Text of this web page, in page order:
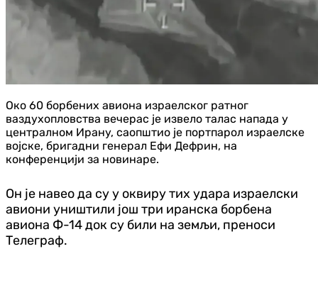
Око 60 борбених авиона израелског ратног
ваздухопловства вечерас је извело талас напада у
централном Ирану, саопштио је портпарол израелске
војске, бригадни генерал Ефи Дефрин, на
конференцији за новинаре.
Он је навео да су у оквиру тих удара израелски
авиони уништили још три иранска борбена
авиона Ф-14 док су били на земљи, преноси
Телеграф.